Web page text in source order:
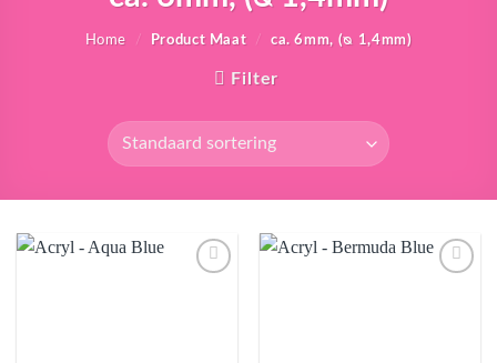
Home / Product Maat / ca. 6mm, (ᴓ 1,4mm)
Filter